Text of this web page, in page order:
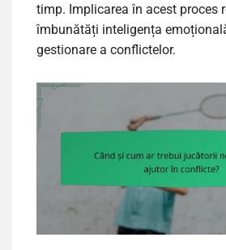
timp. Implicarea în acest proces
îmbunătăți inteligența
gestionare a conflictelor.